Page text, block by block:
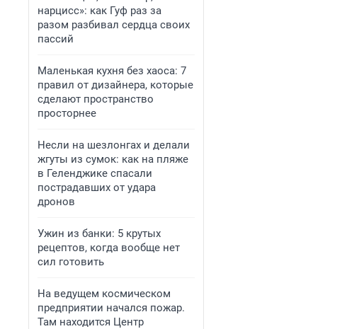
нарцисс»: как Гуф раз за
разом разбивал сердца своих
пассий
Маленькая кухня без хаоса: 7
правил от дизайнера, которые
сделают пространство
просторнее
Несли на шезлонгах и делали
жгуты из сумок: как на пляже
в Геленджике спасали
пострадавших от удара
дронов
Ужин из банки: 5 крутых
рецептов, когда вообще нет
сил готовить
На ведущем космическом
предприятии начался пожар.
Там находится Центр